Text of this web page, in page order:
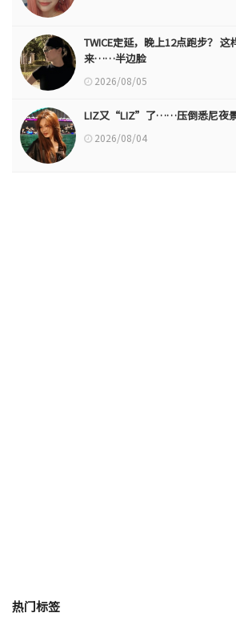
TWICE定延，晚上12点跑步？
来……半边脸
2026/08/05
LIZ又“LIZ”了……压倒悉尼夜
2026/08/04
热门标签